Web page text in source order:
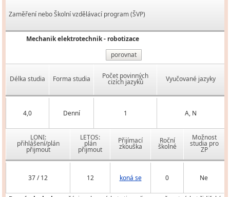
Zaměření nebo Školní vzdělávací program (ŠVP)
Mechanik elektrotechnik - robotizace
porovnat
Délka studia Forma studia Počet povinných
cizích jazyků Vyučované jazyky
4,0 Denní 1 A, N
LONI:
přihlášení/plán
přijmout
LETOS:
plán
přijmout
Přijímací
zkouška
Roční
školné
Možnost
studia pro
ZP
37 / 12 12 koná se 0 Ne